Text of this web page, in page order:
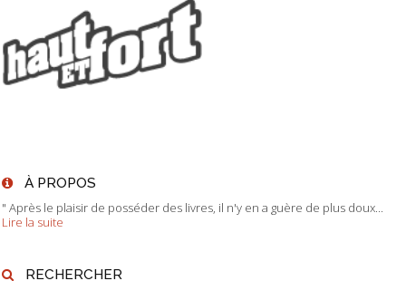
À PROPOS
" Après le plaisir de posséder des livres, il n'y en a guère de plus doux...
Lire la suite
RECHERCHER